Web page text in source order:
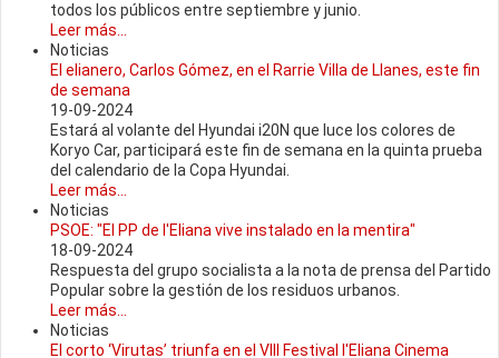
todos los públicos entre septiembre y junio.
Leer más...
Noticias
El elianero, Carlos Gómez, en el Rarrie Villa de Llanes, este fin
de semana
19-09-2024
Estará al volante del Hyundai i20N que luce los colores de
Koryo Car, participará este fin de semana en la quinta prueba
del calendario de la Copa Hyundai.
Leer más...
Noticias
PSOE: "El PP de l'Eliana vive instalado en la mentira"
18-09-2024
Respuesta del grupo socialista a la nota de prensa del Partido
Popular sobre la gestión de los residuos urbanos.
Leer más...
Noticias
El corto ‘Virutas’ triunfa en el VIII Festival l'Eliana Cinema